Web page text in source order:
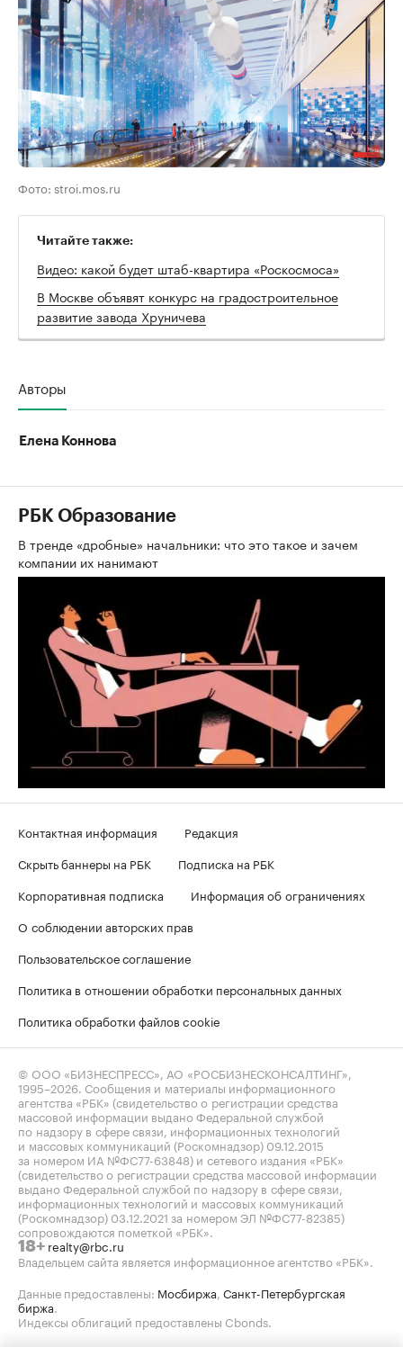
Фото: stroi.mos.ru
Читайте также:
Видео: какой будет штаб-квартира «Роскосмоса»
В Москве объявят конкурс на градостроительное
развитие завода Хруничева
Авторы
Елена Коннова
РБК Образование
В тренде «дробные» начальники: что это такое и зачем
компании их нанимают
Контактная информация
Редакция
Скрыть баннеры на РБК
Подписка на РБК
Корпоративная подписка
Информация об ограничениях
О соблюдении авторских прав
Пользовательское соглашение
Политика в отношении обработки персональных данных
Политика обработки файлов cookie
© ООО «БИЗНЕСПРЕСС», АО «РОСБИЗНЕСКОНСАЛТИНГ»,
1995–2026 . Сообщения и материалы информационного
агентства «РБК» (свидетельство о регистрации средства
массовой информации выдано Федеральной службой
по надзору в сфере связи, информационных технологий
и массовых коммуникаций (Роскомнадзор) 09.12.2015
за номером ИА №ФС77-63848) и сетевого издания «РБК»
(свидетельство о регистрации средства массовой информации
выдано Федеральной службой по надзору в сфере связи,
информационных технологий и массовых коммуникаций
(Роскомнадзор) 03.12.2021 за номером ЭЛ №ФС77-82385)
сопровождаются пометкой «РБК».
18+ realty@rbc.ru
Владельцем сайта является информационное агентство «РБК».
Данные предоставлены: Мосбиржа Санкт-Петербургская
биржа
Индексы облигаций предоставлены Cbonds.